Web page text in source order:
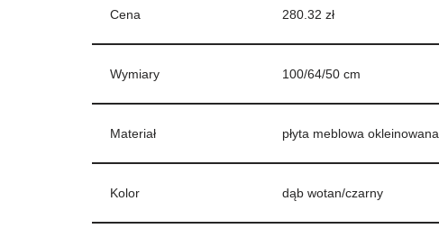
Cena 280.32 zł
Wymiary 100/64/50 cm
Materiał płyta meblowa okleinowana
Kolor dąb wotan/czarny